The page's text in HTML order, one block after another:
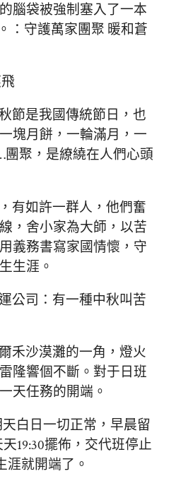
腦袋被強制塞入了一本
：守護萬家團聚 暖和蒼
節是我國傳統節日，也
塊月餅，一輪滿月，一
聚，是繚繞在人們心頭
有如許一群人，他們奮
，舍小家為大師，以苦
義務書寫家國情懷，守
生涯。
公司：有一種中秋叫苦
禾沙漠灘的一角，燈火
隆響個不斷。對于日班
天任務的開端。
白日一切正常，早晨留
19:30擺佈，交代班停止
涯就開端了。